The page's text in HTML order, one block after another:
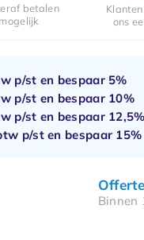
betalen
mogelijk
ons
p/st en bespaar 5%
p/st en bespaar 10%
p/st en bespaar 12,5%
p/st en bespaar 15%
Binnen